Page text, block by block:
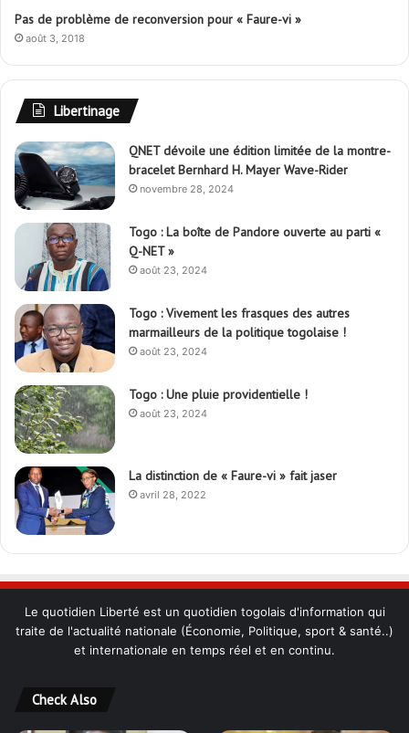
Pas de problème de reconversion pour « Faure-vi »
août 3, 2018
Libertinage
QNET dévoile une édition limitée de la montre-
bracelet Bernhard H. Mayer Wave-Rider
novembre 28, 2024
Togo : La boîte de Pandore ouverte au parti «
Q-NET »
août 23, 2024
Togo : Vivement les frasques des autres
marmailleurs de la politique togolaise !
août 23, 2024
Togo : Une pluie providentielle !
août 23, 2024
La distinction de « Faure-vi » fait jaser
avril 28, 2022
Le quotidien Liberté est un quotidien togolais d'information qui
traite de l'actualité nationale (Économie, Politique, sport & santé..)
et internationale en temps réel et en continu.
Check Also